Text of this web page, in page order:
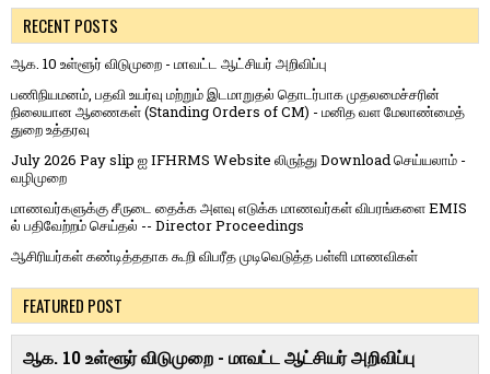
RECENT POSTS
ஆக. 10 உள்ளூர் விடுமுறை - மாவட்ட ஆட்சியர் அறிவிப்பு
பணிநியமனம், பதவி உயர்வு மற்றும் இடமாறுதல் தொடர்பாக முதலமைச்சரின்
நிலையான ஆணைகள் (Standing Orders of CM) - மனித வள மேலாண்மைத்
துறை உத்தரவு
July 2026 Pay slip ஐ IFHRMS Website லிருந்து Download செய்யலாம் -
வழிமுறை
மாணவர்களுக்கு சீருடை தைக்க அளவு எடுக்க மாணவர்கள் விபரங்களை EMIS
ல் பதிவேற்றம் செய்தல் -- Director Proceedings
ஆசிரியர்கள் கண்டித்ததாக கூறி விபரீத முடிவெடுத்த பள்ளி மாணவிகள்
FEATURED POST
ஆக. 10 உள்ளூர் விடுமுறை - மாவட்ட ஆட்சியர் அறிவிப்பு